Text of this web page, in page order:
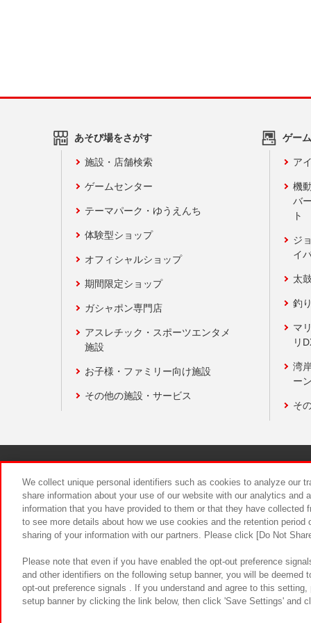
あそび場をさがす
施設・店舗検索
ゲームセンター
テーマパーク・ゆうえんち
体験型ショップ
オフィシャルショップ
期間限定ショップ
ガシャポン専門店
アスレチック・スポーツエンタメ
施設
お子様・ファミリー向け施設
その他の施設・サービス
ゲー
ア
機
バ
ト
ジ
イ
太
釣
マ
リ
湾
ー
そ
食品のご
We collect unique personal identifiers such as cookies to analyze our
share information about your use of our website with our analytics and
information that you have provided to them or that they have
to see more details about how we use cookies and the retention
sharing of your information with our partners. Please click [Do Not
Please note that even if you have enabled the opt-out preference
and other identifiers on the following setup banner, you will be
opt-out preference signals . If you understand and agree to this
setup banner by clicking the link below, then click 'Save Settings' and